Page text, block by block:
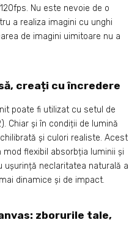
Nu este nevoie de o
a realiza imagini cu unghi
de imagini uimitoare nu a
creați cu încredere
poate fi utilizat cu setul de
Chiar și în condiții de lumină
și culori realiste. Acest
flexibil absorbția luminii și
ușurință neclaritatea naturală a
dinamice și de impact.
zborurile tale,